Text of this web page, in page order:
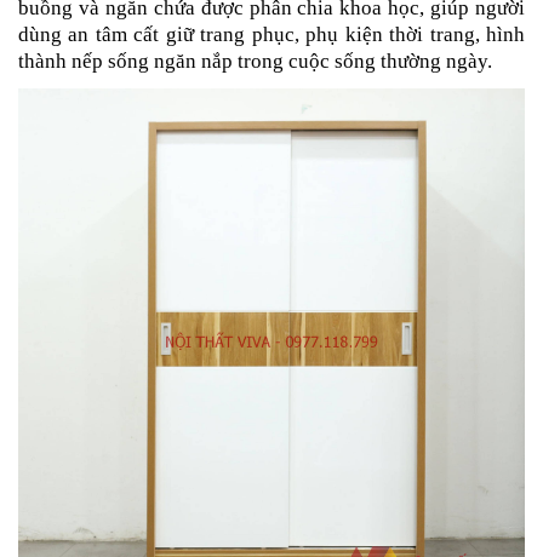
buồng và ngăn chứa được phân chia khoa học, giúp người
dùng an tâm cất giữ trang phục, phụ kiện thời trang, hình
thành nếp sống ngăn nắp trong cuộc sống thường ngày.